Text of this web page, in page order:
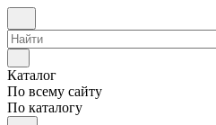
Каталог
По всему сайту
По каталогу